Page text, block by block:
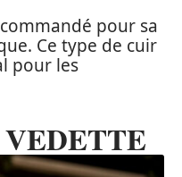
pour sa
Ce type de cuir
pour les